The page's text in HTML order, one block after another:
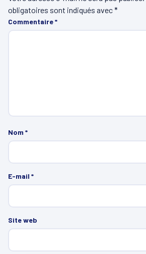
obligatoires sont indiqués avec*
Commentaire*
Nom *
E-mail *
Site web